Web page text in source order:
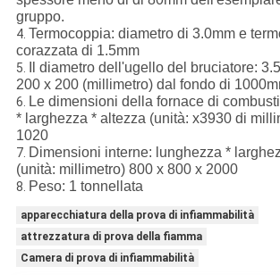
gruppo.
4. Termocoppia: diametro di 3.0mm e
corazzata di 1.5mm
5.
Il diametro dell'ugello del bruciatore:
200 x 200 (millimetro) dal fondo di
6. Le dimensioni della fornace di
* larghezza * altezza (unità: x3930 di
1020
7. Dimensioni interne: lunghezza *
(unità: millimetro) 800 x 800 x 2000
8. Peso: 1 tonnellata
apparecchiatura della prova di infiammabilità
attrezzatura di prova della fiamma
Camera di prova di infiammabilità